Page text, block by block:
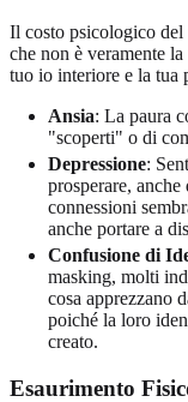
Il costo psicologico
che non è veramente
tuo io interiore e la tua
Ansia: La paura
"scoperti" o di
Depressione:
prosperare,
connessioni
anche portare a
Confusione di
masking, molti
cosa apprezzano
poiché la loro
creato.
Esaurimento